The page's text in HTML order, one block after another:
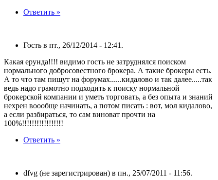
Ответить »
Гость в пт., 26/12/2014 - 12:41.
Какая ерунда!!!! видимо гость не затруднялся поиском
нормального добросовестного брокера. А такие брокеры есть.
А то что там пишут на форумах......кидалово и так далее.....так
ведь надо грамотно подходить к поиску нормальной
брокерской компании и уметь торговать, а без опыта и знаний
нехрен воообще начинать, а потом писать : вот, мол кидалово,
а если разбираться, то сам виноват прочти на
100%!!!!!!!!!!!!!!!!!
Ответить »
dfvg (не зарегистрирован) в пн., 25/07/2011 - 11:56.